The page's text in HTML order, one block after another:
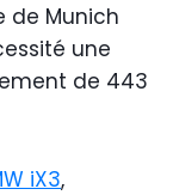
de Munich
une
de 443
iX3,